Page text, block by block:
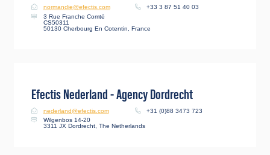
normandie@efectis.com
+33 3 87 51 40 03
3 Rue Franche Comté
CS50311
50130 Cherbourg En Cotentin, France
Efectis Nederland - Agency Dordrecht
nederland@efectis.com
+31 (0)88 3473 723
Wilgenbos 14-20
3311 JX Dordrecht, The Netherlands